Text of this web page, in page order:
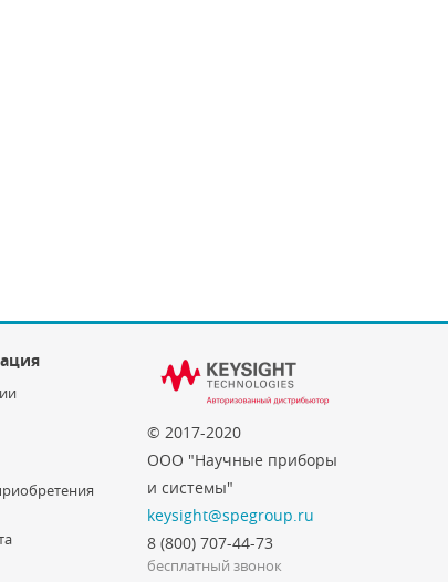
© 2017-2020
ООО "Научные приборы
и системы"
keysight@spegroup.ru
8 (800) 707-44-73
бесплатный звонок